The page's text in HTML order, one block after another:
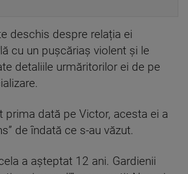
deschis despre relația ei
cu un pușcăriaș violent și le
detaliile urmăritorilor ei de pe
prima dată pe Victor, acesta ei a
de îndată ce s-au văzut.
a așteptat 12 ani. Gardienii